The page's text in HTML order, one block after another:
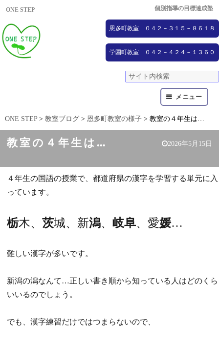
ONE STEP 個別指導の目標達成塾
恩多町教室 ０４２－３１５－８６１８
学園町教室 ０４２－４２４－１３６０
メニュー
ONE STEP> 教室ブログ > 恩多町教室の様子 > 教室の４年生は…
教室の４年生は… 2026年5月15日
４年生の国語の授業で、都道府県の漢字を学習する単元に入
っています。
栃木、 茨城、新潟、 岐阜、愛媛…
難しい漢字が多いです。
新潟の潟なんて…正しい書き順から知っている人はどのくら
いいるのでしょう。
でも、漢字練習だけではつまらないので、